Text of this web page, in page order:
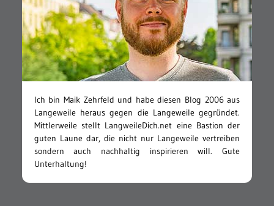
Ich bin Maik Zehrfeld und habe diesen Blog 2006 aus
Langeweile heraus gegen die Langeweile gegründet.
Mittlerweile stellt LangweileDich.net eine Bastion der
guten Laune dar, die nicht nur Langeweile vertreiben
sondern auch nachhaltig inspirieren will. Gute
Unterhaltung!